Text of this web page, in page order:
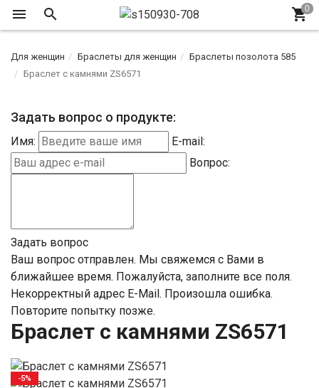
Для женщин Браслеты для женщин
Браслеты позолота 585
Браслет с камнями ZS6571
Задать вопрос о продукте:
Имя:
E-mail:
Вопрос:
Задать вопрос
Ваш вопрос отправлен. Мы свяжемся с Вами в
ближайшее время. Пожалуйста, заполните все поля.
Некорректный адрес E-Mail. Произошла ошибка.
Повторите попытку позже.
Браслет с камнями ZS6571
-5%